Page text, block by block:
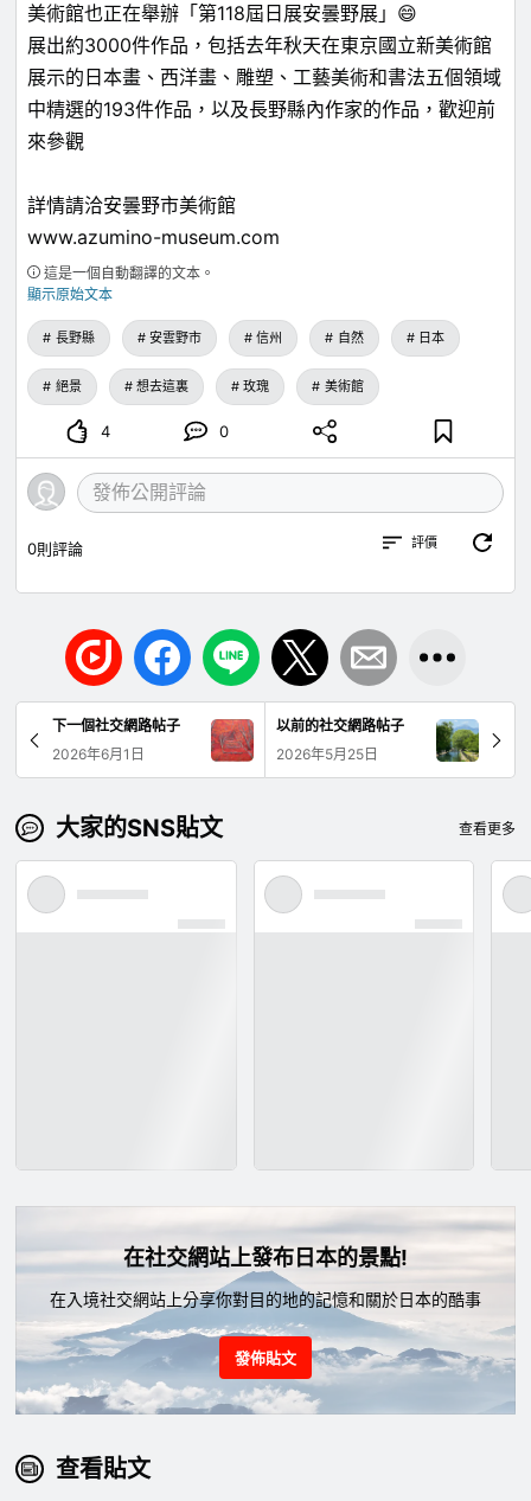
美術館也正在舉辦「第118屆日展安曇野展」😄
展出約3000件作品，包括去年秋天在東京國立新美術館
展示的日本畫、西洋畫、雕塑、工藝美術和書法五個領域
中精選的193件作品，以及長野縣內作家的作品，歡迎前
來參觀
詳情請洽安曇野市美術館
www.azumino-museum.com
這是一個自動翻譯的文本。
顯示原始文本
長野縣 安雲野市 信州 自然 日本
絕景 想去這裏 玫瑰 美術館
4 0
0則評論 評價
下一個社交網路帖子
2026年6月1日
以前的社交網路帖子
2026年5月25日
大家的SNS貼文 查看更多
在社交網站上發布日本的景點!
在入境社交網站上分享你對目的地的記憶和關於日本的酷事
發佈貼文
查看貼文